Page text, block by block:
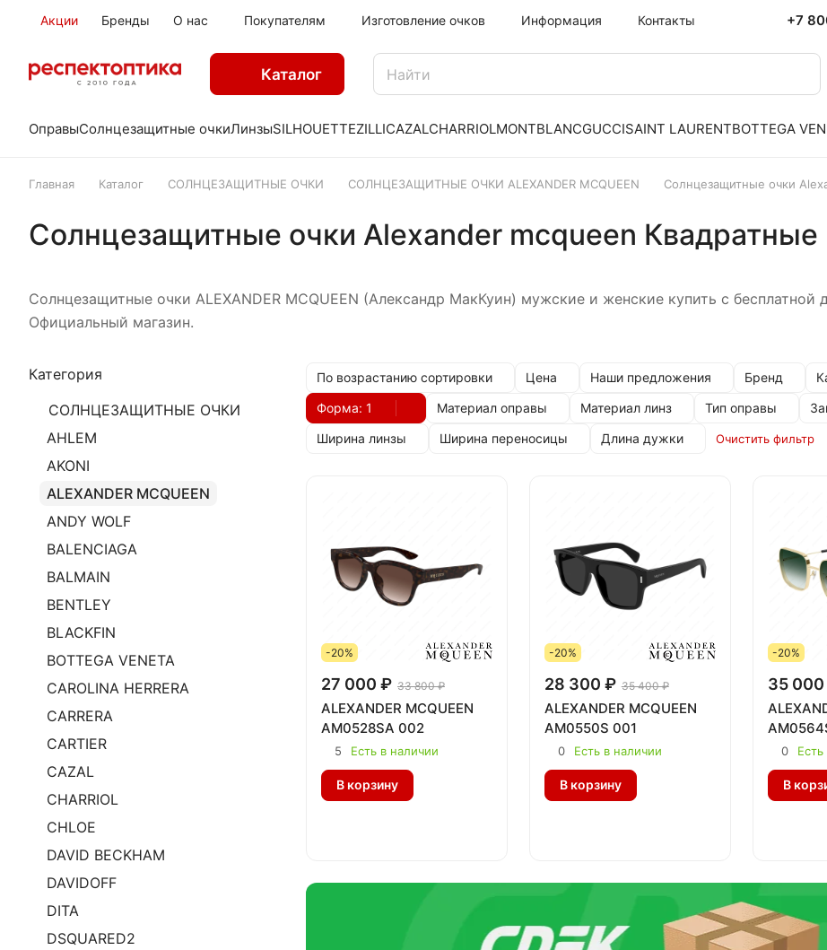
Акции Бренды О нас Покупателям Изготовление очков Информация Контакты +7
Каталог
ОправыСолнцезащитные очкиЛинзыSILHOUETTEZILLICAZALCHARRIOLMONTBLANCGUCCISAINT LAURENTBOTTEGA
Главная Каталог СОЛНЦЕЗАЩИТНЫЕ ОЧКИ СОЛНЦЕЗАЩИТНЫЕ ОЧКИ ALEXANDER MCQUEEN Солнцезащитные очки
Солнцезащитные очки Alexander mcqueen Квадратные
Солнцезащитные очки ALEXANDER MCQUEEN (Александр МакКуин) мужские и женские купить с
Официальный магазин.
По возрастанию сортировки Цена Наши предложения Бренд
Форма: 1 Материал оправы Материал линз Тип оправы
Ширина линзы
Ширина переносицы Длина дужки Очистить фильтр
-20%
27 000 ₽ 33 800 ₽
ALEXANDER MCQUEEN
AM0528SA 002
5 Есть в наличии
В корзину
-20%
28 300 ₽ 35 400 ₽
ALEXANDER MCQUEEN
AM0550S 001
0 Есть в наличии
В корзину
-20%
35
0
В
Категория
СОЛНЦЕЗАЩИТНЫЕ ОЧКИ
AHLEM
AKONI
ALEXANDER MCQUEEN
ANDY WOLF
BALENCIAGA
BALMAIN
BENTLEY
BLACKFIN
BOTTEGA VENETA
CAROLINA HERRERA
CARRERA
CARTIER
CAZAL
CHARRIOL
CHLOE
DAVID BECKHAM
DAVIDOFF
DITA
DSQUARED2